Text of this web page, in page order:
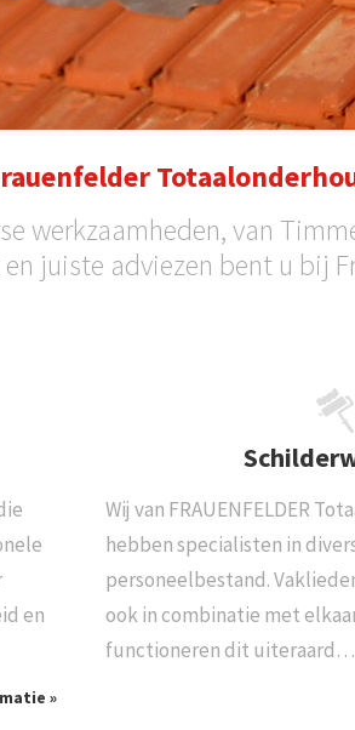
werkzaamheden, van
juiste adviezen bent u bij
en
»
Wij van FRAUENFELDER
hebben specialisten in
personeelbestand.
ook in combinatie met
functioneren dit uiteraard…